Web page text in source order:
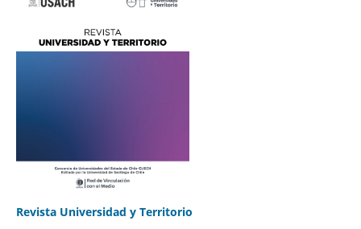
Revista Universidad y Territorio